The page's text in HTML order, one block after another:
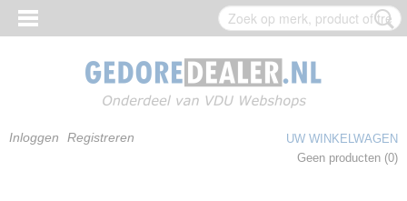
Inloggen Registreren
UW WINKELWAGEN
Geen producten (0)